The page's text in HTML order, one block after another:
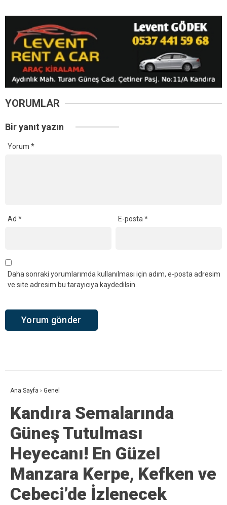
YORUMLAR
Bir yanıt yazın
Yorum *
Ad * E-posta*
Daha sonraki yorumlarımda kullanılması için adım, e-posta adresim
ve site adresim bu tarayıcıya kaydedilsin.
Ana Sayfa › Genel
Kandıra Semalarında
Güneş Tutulması
Heyecanı! En Güzel
Manzara Kerpe, Kefken ve
Cebeci’de İzlenecek